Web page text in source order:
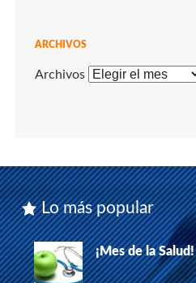
ARCHIVOS
Archivos
Lo más popular
¡Mes de la Salud!